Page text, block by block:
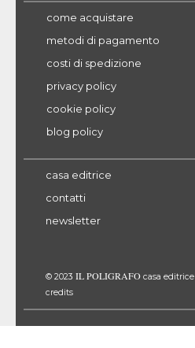
come acquistare
metodi di pagamento
costi di spedizione
privacy policy
cookie policy
blog policy
casa editrice
contatti
newsletter
© 2023 IL POLIGRAFO casa editrice
credits